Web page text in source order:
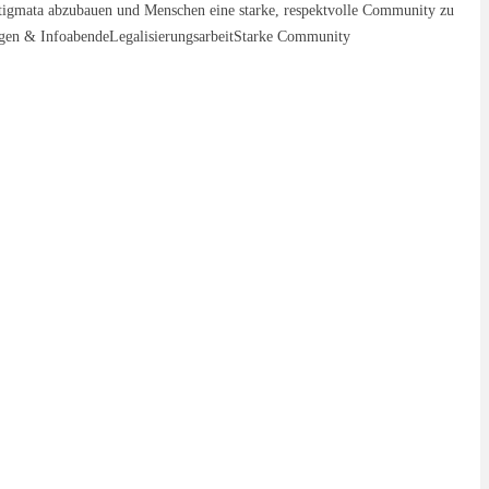
abzubauen und Menschen eine starke, respektvolle Community zu
& InfoabendeLegalisierungsarbeitStarke Community